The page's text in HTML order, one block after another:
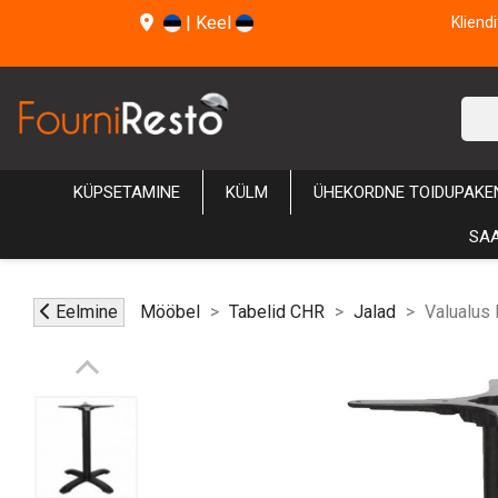
| Keel
KÜPSETAMINE KÜLM ÜHEKORDNE
Eelmine Mööbel Tabelid CHR Jalad Valualus